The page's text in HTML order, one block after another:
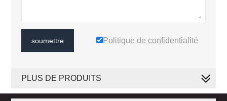
soumettre Politique de confidentialité
PLUS DE PRODUITS